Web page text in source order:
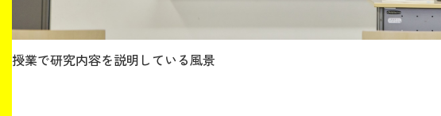
授業で研究内容を説明している風景